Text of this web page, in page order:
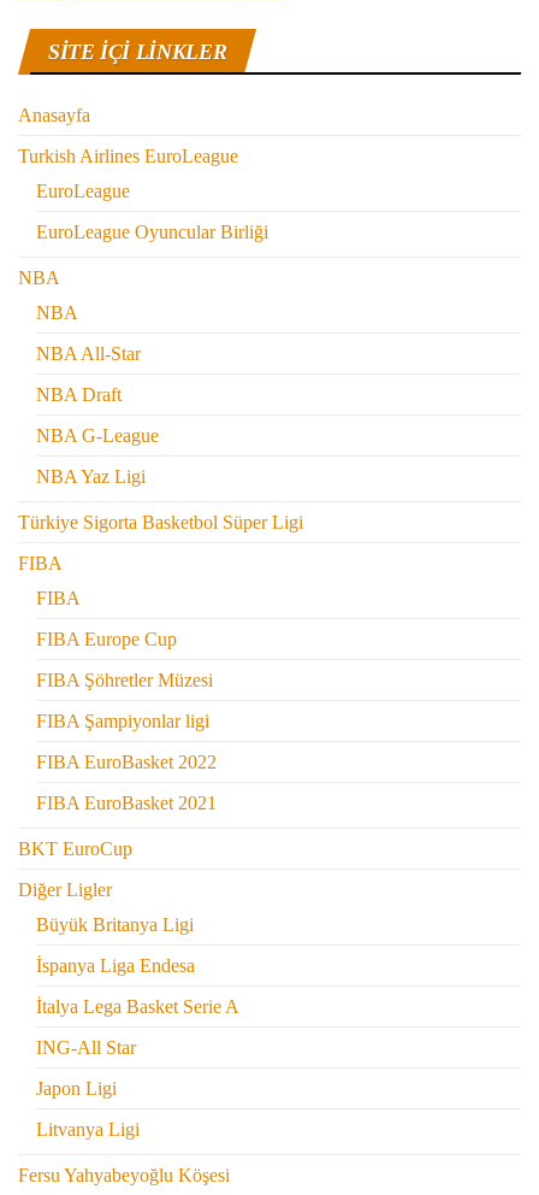
SITE IÇI LINKLER
Anasayfa
Turkish Airlines EuroLeague
EuroLeague
EuroLeague Oyuncular Birliği
NBA
NBA
NBA All-Star
NBA Draft
NBA G-League
NBA Yaz Ligi
Türkiye Sigorta Basketbol Süper Ligi
FIBA
FIBA
FIBA Europe Cup
FIBA Şöhretler Müzesi
FIBA Şampiyonlar ligi
FIBA EuroBasket 2022
FIBA EuroBasket 2021
BKT EuroCup
Diğer Ligler
Büyük Britanya Ligi
İspanya Liga Endesa
İtalya Lega Basket Serie A
ING-All Star
Japon Ligi
Litvanya Ligi
Fersu Yahyabeyoğlu Köşesi